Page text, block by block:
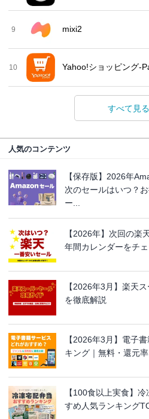
9 mixi2
10 Yahoo!ショッピング-
すべて見る
人気のコンテンツ
【保存版】2026年
次のセールはいつ？
ー...
【2026年】次回の楽
年間カレンダーをチ
【2026年3月】楽天
を徹底解説
【2026年3月】電子
キング｜無料・還元
【100食以上実食】
すめ人気ランキング